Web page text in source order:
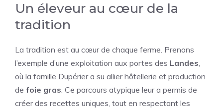
Un éleveur au cœur de la
tradition
La tradition est au cœur de chaque ferme. Prenons
l’exemple d’une exploitation aux portes des Landes,
où la famille Dupérier a su allier hôtellerie et production
de foie gras. Ce parcours atypique leur a permis de
créer des recettes uniques, tout en respectant les